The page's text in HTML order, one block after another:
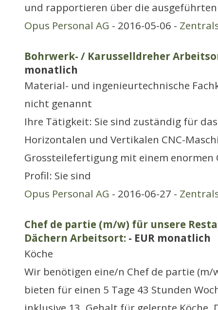
und rapportieren über die
Opus Personal AG - 2016-05-06 -
Bohrwerk- / Karusselldreher
monatlich
Material- und ingenieurtechnische
nicht genannt
Ihre Tätigkeit: Sie sind zuständig für
Horizontalen und Vertikalen CNC-
Grossteilefertigung mit einem
Profil: Sie sind
Opus Personal AG - 2016-06-27 -
Chef de partie (m/w) für unsere
Dächern Arbeitsort: - EUR monatlich
Köche
Wir benötigen eine/n Chef de partie
bieten für einen 5 Tage 43 Stunden